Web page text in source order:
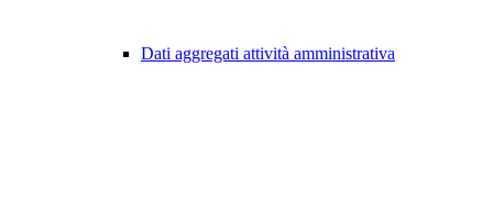
Dati aggregati attività amministrativa